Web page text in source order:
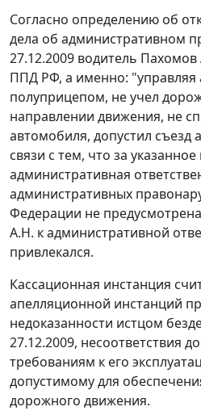
Согласно определению об
дела об административном
27.12.2009 водитель
ППД РФ, а именно: "управляя
полуприцепом, не учел
направлении движения, не
автомобиля, допустил съезд
связи с тем, что за
административная
административных
Федерации не
А.Н. к административной
привлекался.
Кассационная инстанция
апелляционной инстанций
недоказанности истцом
27.12.2009, несоответствия
требованиям к его
допустимому для
дорожного движения.